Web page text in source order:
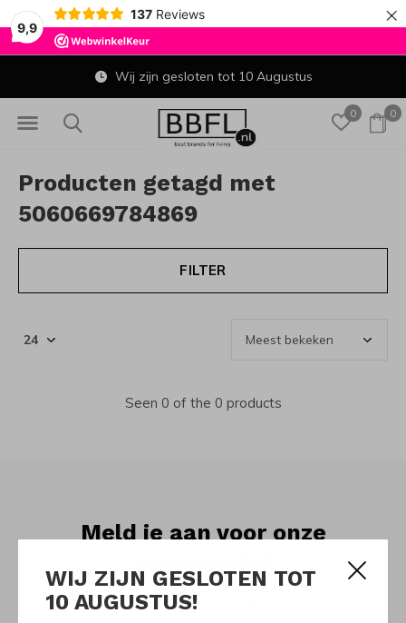
9,9
137 Reviews ×
WIJ ZIJN GESLOTEN TOT
10 AUGUSTUS!
0 0
Wij zijn gesloten tot 10 Augustus
Producten getagd met
5060669784869
FILTER
Seen 0 of the 0 products
Meld je aan voor onze
Ontvang de nieuwste aanbiedingen en promoties